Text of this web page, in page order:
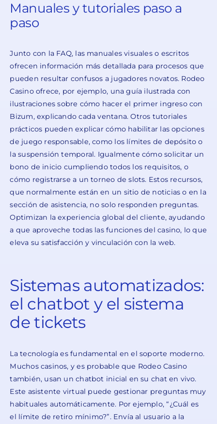
Manuales y tutoriales paso a
paso
Junto con la FAQ, las manuales visuales o escritos
ofrecen información más detallada para procesos que
pueden resultar confusos a jugadores novatos. Rodeo
Casino ofrece, por ejemplo, una guía ilustrada con
ilustraciones sobre cómo hacer el primer ingreso con
Bizum, explicando cada ventana. Otros tutoriales
prácticos pueden explicar cómo habilitar las opciones
de juego responsable, como los límites de depósito o
la suspensión temporal. Igualmente cómo solicitar un
bono de inicio cumpliendo todos los requisitos, o
cómo registrarse a un torneo de slots. Estos recursos,
que normalmente están en un sitio de noticias o en la
sección de asistencia, no solo responden preguntas.
Optimizan la experiencia global del cliente, ayudando
a que aproveche todas las funciones del casino, lo que
eleva su satisfacción y vinculación con la web.
Sistemas automatizados:
el chatbot y el sistema
de tickets
La tecnología es fundamental en el soporte moderno.
Muchos casinos, y es probable que Rodeo Casino
también, usan un chatbot inicial en su chat en vivo.
Este asistente virtual puede gestionar preguntas muy
habituales automáticamente. Por ejemplo, “¿Cuál es
el límite de retiro mínimo?”. Envía al usuario a la